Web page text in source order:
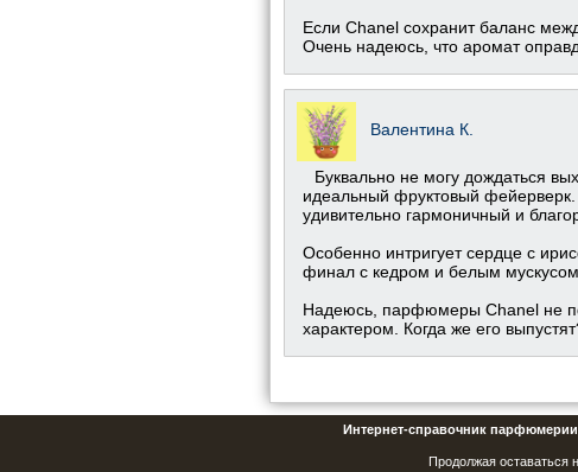
Если Chanel сохранит баланс
Очень надеюсь, что аромат
Валентина К.
Буквально не могу дождаться
идеальный фруктовый фейерверк.
удивительно гармоничный и
Особенно интригует сердце с
финал с кедром и белым мускусом
Надеюсь, парфюмеры Chanel не
характером. Когда же его
Интернет-справочник
Продолжая оставаться